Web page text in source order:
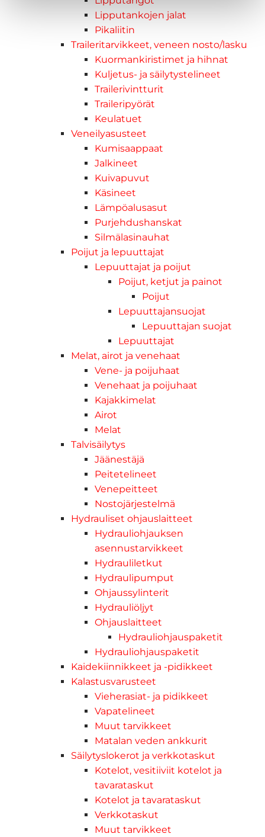
Lipputankojen jalat
Pikaliitin
Traileritarvikkeet, veneen nosto/lasku
Kuormankiristimet ja hihnat
Kuljetus- ja säilytystelineet
Trailerivintturit
Traileripyörät
Keulatuet
Veneilyasusteet
Kumisaappaat
Jalkineet
Kuivapuvut
Käsineet
Lämpöalusasut
Purjehdushanskat
Silmälasinauhat
Poijut ja lepuuttajat
Lepuuttajat ja poijut
Poijut, ketjut ja painot
Poijut
Lepuuttajansuojat
Lepuuttajan suojat
Lepuuttajat
Melat, airot ja venehaat
Vene- ja poijuhaat
Venehaat ja poijuhaat
Kajakkimelat
Airot
Melat
Talvisäilytys
Jäänestäjä
Peitetelineet
Venepeitteet
Nostojärjestelmä
Hydrauliset ohjauslaitteet
Hydrauliohjauksen
asennustarvikkeet
Hydrauliletkut
Hydraulipumput
Ohjaussylinterit
Hydrauliöljyt
Ohjauslaitteet
Hydrauliohjauspaketit
Hydrauliohjauspaketit
Kaidekiinnikkeet ja -pidikkeet
Kalastusvarusteet
Vieherasiat- ja pidikkeet
Vapatelineet
Muut tarvikkeet
Matalan veden ankkurit
Säilytyslokerot ja verkkotaskut
Kotelot, vesitiiviit kotelot ja
tavarataskut
Kotelot ja tavarataskut
Verkkotaskut
Muut tarvikkeet